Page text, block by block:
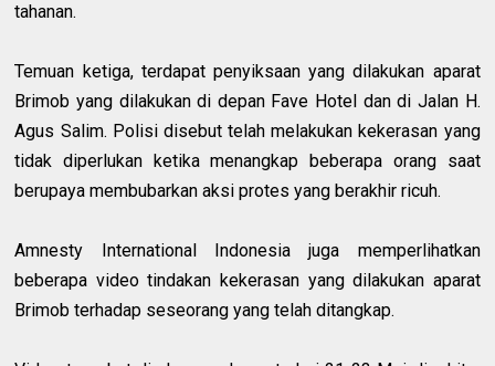
tahanan.
Temuan ketiga, terdapat penyiksaan yang dilakukan aparat
Brimob yang dilakukan di depan Fave Hotel dan di Jalan H.
Agus Salim. Polisi disebut telah melakukan kekerasan yang
tidak diperlukan ketika menangkap beberapa orang saat
berupaya membubarkan aksi protes yang berakhir ricuh.
Amnesty International Indonesia juga memperlihatkan
beberapa video tindakan kekerasan yang dilakukan aparat
Brimob terhadap seseorang yang telah ditangkap.